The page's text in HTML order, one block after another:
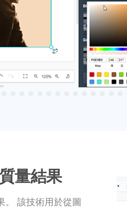
量結果
。 該技術用於從圖